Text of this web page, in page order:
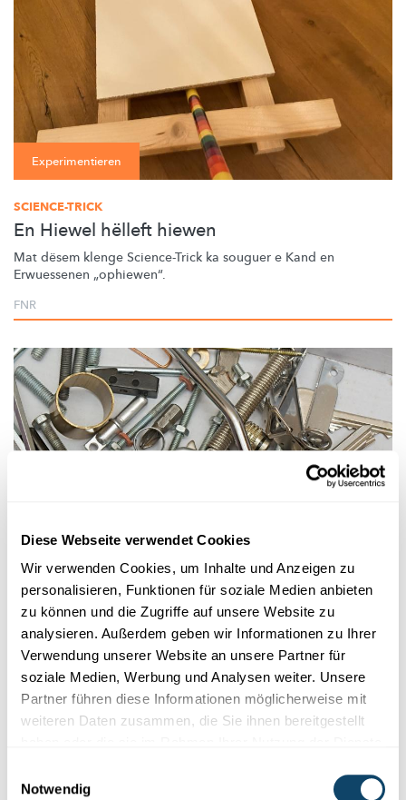
Diese Webseite verwendet Cookies
Wir verwenden Cookies, um Inhalte und Anzeigen zu
personalisieren, Funktionen für soziale Medien anbieten
zu können und die Zugriffe auf unsere Website zu
analysieren. Außerdem geben wir Informationen zu Ihrer
Verwendung unserer Website an unsere Partner für
soziale Medien, Werbung und Analysen weiter. Unsere
Partner führen diese Informationen möglicherweise mit
weiteren Daten zusammen, die Sie ihnen bereitgestellt
Notwendig
Experimentieren
SCIENCE-TRICK
En Hiewel hëlleft hiewen
Mat dësem klenge Science-Trick ka souguer e Kand en
Erwuessenen „ophiewen“.
FNR
Mr Science
RÄTSEL AUS DEM ALLDAG
Wou kënnt metallesche Geroch hier?
Firwat richen eigentlech eng Mënz oder aner metallesch
Géigestänn wéi zum Beispill eSchrauweschlësseloder
Dierklensche...
FNR